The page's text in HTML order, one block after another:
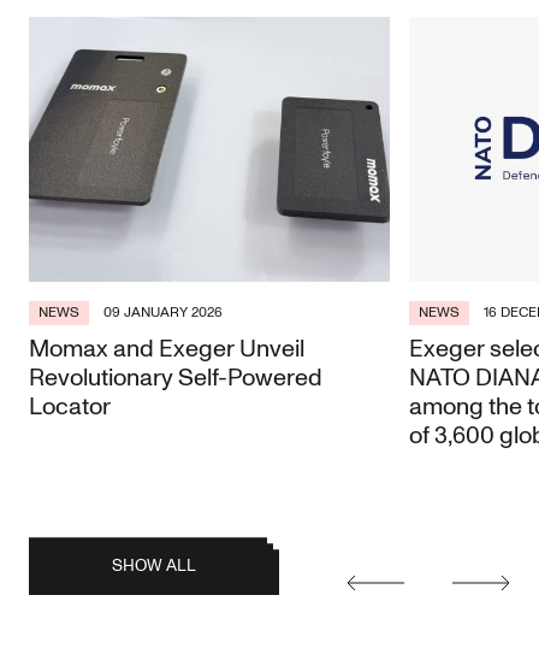
NEWS 09 JANUARY 2026
Momax and Exeger Unveil
Revolutionary Self-Powered
Locator
NEWS 16
Exeger
NATO
among the
of 3,600
SHOW ALL Earlier
Later